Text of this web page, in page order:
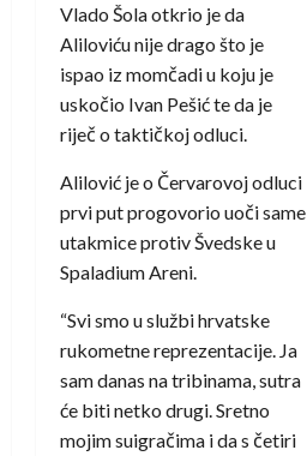
Vlado Šola otkrio je da
Aliloviću nije drago što je
ispao iz momčadi u koju je
uskočio Ivan Pešić te da je
riječ o taktičkoj odluci.
Alilović je o Červarovoj odluci
prvi put progovorio uoči same
utakmice protiv Švedske u
Spaladium Areni.
“Svi smo u službi hrvatske
rukometne reprezentacije. Ja
sam danas na tribinama, sutra
će biti netko drugi. Sretno
mojim suigračima i da s četiri